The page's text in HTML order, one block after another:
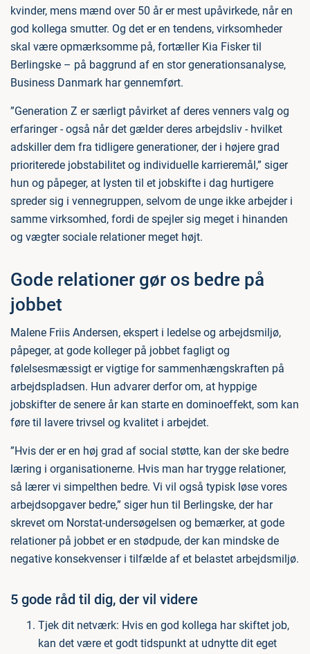
kvinder, mens mænd over 50 år er mest upåvirkede, når en
god kollega smutter. Og det er en tendens, virksomheder
skal være opmærksomme på, fortæller Kia Fisker til
Berlingske – på baggrund af en stor generationsanalyse,
Business Danmark har gennemført.
”Generation Z er særligt påvirket af deres venners valg og
erfaringer - også når det gælder deres arbejdsliv - hvilket
adskiller dem fra tidligere generationer, der i højere grad
prioriterede jobstabilitet og individuelle karrieremål,” siger
hun og påpeger, at lysten til et jobskifte i dag hurtigere
spreder sig i vennegruppen, selvom de unge ikke arbejder i
samme virksomhed, fordi de spejler sig meget i hinanden
og vægter sociale relationer meget højt.
Gode relationer gør os bedre på
jobbet
Malene Friis Andersen, ekspert i ledelse og arbejdsmiljø,
påpeger, at gode kolleger på jobbet fagligt og
følelsesmæssigt er vigtige for sammenhængskraften på
arbejdspladsen. Hun advarer derfor om, at hyppige
jobskifter de senere år kan starte en dominoeffekt, som kan
føre til lavere trivsel og kvalitet i arbejdet.
”Hvis der er en høj grad af social støtte, kan der ske bedre
læring i organisationerne. Hvis man har trygge relationer,
så lærer vi simpelthen bedre. Vi vil også typisk løse vores
arbejdsopgaver bedre,” siger hun til Berlingske, der har
skrevet om Norstat-undersøgelsen og bemærker, at gode
relationer på jobbet er en stødpude, der kan mindske de
negative konsekvenser i tilfælde af et belastet arbejdsmiljø.
5 gode råd til dig, der vil videre
Tjek dit netværk: Hvis en god kollega har skiftet job,
kan det være et godt tidspunkt at udnytte dit eget